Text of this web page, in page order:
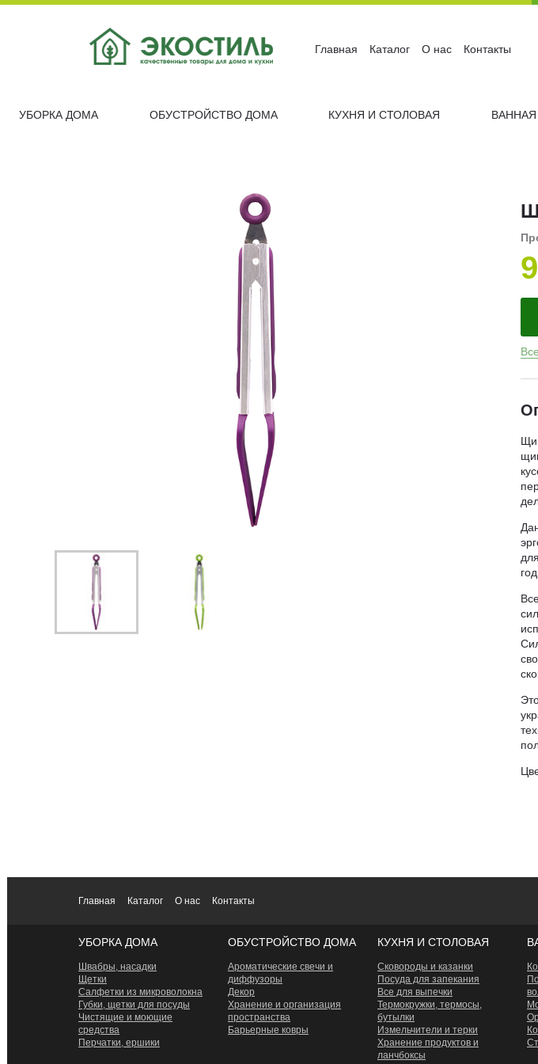
Главная Каталог О нас Контакты
УБОРКА ДОМА ОБУСТРОЙСТВО ДОМА КУХНЯ И СТОЛОВАЯ
Главная Каталог О нас Контакты
УБОРКА ДОМА
Швабры, насадки
Щетки
Салфетки из микроволокна
Губки, щетки для посуды
Чистящие и моющие
средства
Перчатки, ершики
ОБУСТРОЙСТВО ДОМА
Ароматические свечи и
диффузоры
Декор
Хранение и организация
пространства
Барьерные ковры
КУХНЯ И СТОЛОВАЯ
Сковороды и казанки
Посуда для запекания
Все для выпечки
Термокружки, термосы,
бутылки
Измельчители и терки
Хранение продуктов и
ланчбоксы